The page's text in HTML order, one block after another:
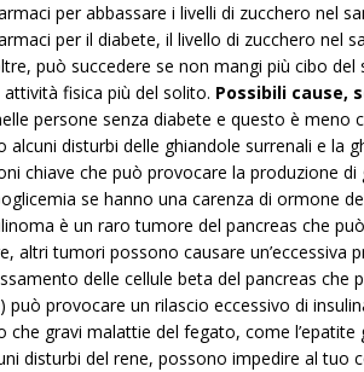
per abbassare i livelli di zucchero nel
per il diabete, il livello di zucchero nel
può succedere se non mangi più cibo
fisica più del solito. Possibili cause,
persone senza diabete e questo è meno
alcuni disturbi delle ghiandole surrenali e la
chiave che può provocare la produzione
se hanno una carenza di ormone
è un raro tumore del pancreas che
altri tumori possono causare un’eccessiva
delle cellule beta del pancreas che
può provocare un rilascio eccessivo di
che gravi malattie del fegato, come
disturbi del rene, possono impedire al tuo